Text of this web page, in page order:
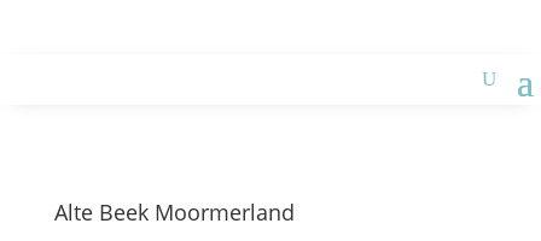
Alte Beek Moormerland